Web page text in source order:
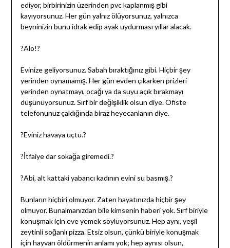
ediyor, birbirinizin üzerinden pvc kaplanmış gibi
kayıyorsunuz. Her gün yalnız ölüyorsunuz, yalnızca
beyninizin bunu idrak edip ayak uydurması yıllar alacak.
?Alo!?
Evinize geliyorsunuz. Sabah bıraktığınız gibi. Hiçbir şey
yerinden oynamamış. Her gün evden çıkarken prizleri
yerinden oynatmayı, ocağı ya da suyu açık bırakmayı
düşünüyorsunuz. Sırf bir değişiklik olsun diye. Ofiste
telefonunuz çaldığında biraz heyecanlanın diye.
?Eviniz havaya uçtu.?
?İtfaiye dar sokağa giremedi.?
?Abi, alt kattaki yabancı kadının evini su basmış.?
Bunların hiçbiri olmuyor. Zaten hayatınızda hiçbir şey
olmuyor. Bunalmanızdan bile kimsenin haberi yok. Sırf biriyle
konuşmak için eve yemek söylüyorsunuz. Hep aynı, yeşil
zeytinli soğanlı pizza. Etsiz olsun, çünkü biriyle konuşmak
için hayvan öldürmenin anlamı yok; hep aynısı olsun,